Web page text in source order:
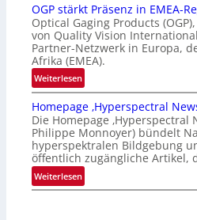
t
i
o
n
l
V
i
s
i
o
n
l
a
n
d
o
b
e
t
e
i
i
g
OGP stärkt Präsenz in EMEA-
Optical Gaging Products
von Quality Vision
Partner-Netzwerk in Europa,
Afrika (EMEA).
Weiterlesen:
O
G
P
s
t
ä
r
Homepage ‚Hyperspectral
Die Homepage ‚Hyperspectral
Philippe Monnoyer) bündelt
hyperspektralen Bildgebung
öffentlich zugängliche Artikel,
Weiterlesen:
H